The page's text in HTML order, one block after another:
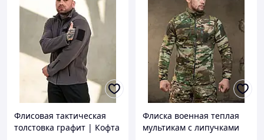
Флисовая тактическая
толстовка графит | Кофта
Флиска военная теплая
мультикам с липучками